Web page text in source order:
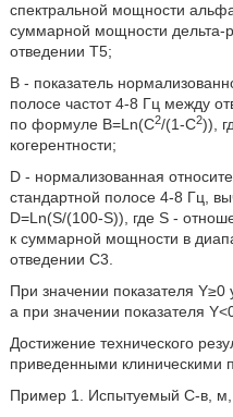
спектральной мощности
суммарной мощности дельта-
отведении Т5;
В - показатель
полосе частот 4-8 Гц между
по формуле В=Ln(C2/(1-С2)),
когерентности;
D - нормализованная
стандартной полосе 4-8 Гц,
D=Ln(S/(100-S)), где S -
к суммарной мощности в
отведении С3.
При значении показателя Y≥0
а при значении показателя
Достижение технического
приведенными клиническими
Пример 1. Испытуемый С-в, м,